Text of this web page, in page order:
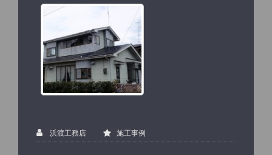
浜渡工務店 施工事例